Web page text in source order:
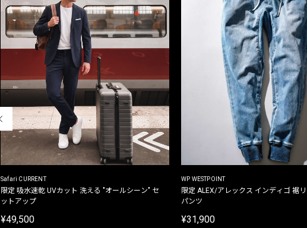
Safari CURRENT
限定 吸水速乾 UVカット 洗える "オールシーン" セ
ットアップ
¥49,500
WP WESTPOINT
限定 ALEX/アレックス インディゴ 裾
パンツ
¥31,900